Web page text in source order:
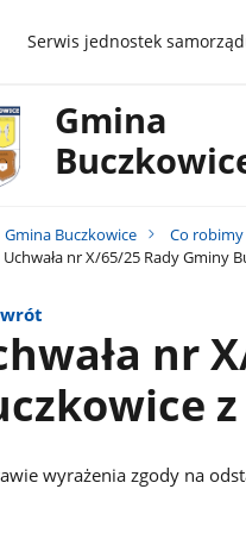
gov.plSerwis jednostek
Gmina
Gmina Buczkowice Co robimy
Uchwała nr X/65/25 Rady Gminy
nr
wyrażenia zgody na